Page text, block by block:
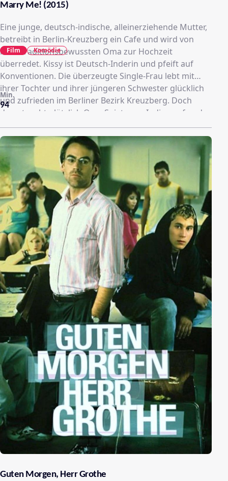
Marry Me! (2015)
Eine junge, deutsch-indische, alleinerziehende Mutter,
betreibt in Berlin-Kreuzberg ein Cafe und wird von
ihrer traditionsbewussten Oma zur Hochzeit
überredet. Kissy ist Deutsch-Inderin und pfeift auf
Konventionen. Die überzeugte Single-Frau lebt mit
ihrer Tochter und ihrer jüngeren Schwester glücklich
und zufrieden im Berliner Bezirk Kreuzberg. Doch
dann taucht plötzlich Oma Sujata aus Indien auf und
mischt sich äußerst zielstrebig in das ‘Lotterleben’
ihrer Enkelin ein ...
94
Min.
Film Komödie
Guten Morgen, Herr Grothe